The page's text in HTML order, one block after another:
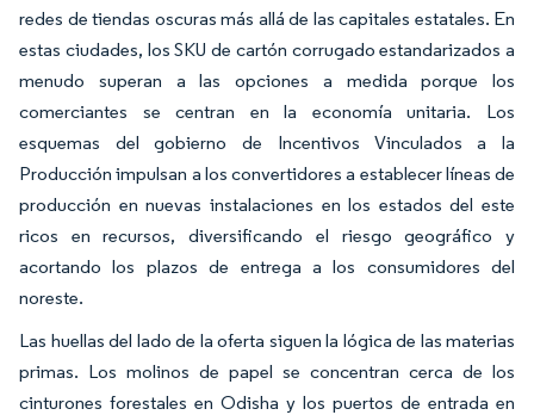
redes de tiendas oscuras más allá de las capitales estatales. En
estas ciudades, los SKU de cartón corrugado estandarizados a
menudo superan a las opciones a medida porque los
comerciantes se centran en la economía unitaria. Los
esquemas del gobierno de Incentivos Vinculados a la
Producción impulsan a los convertidores a establecer líneas de
producción en nuevas instalaciones en los estados del este
ricos en recursos, diversificando el riesgo geográfico y
acortando los plazos de entrega a los consumidores del
noreste.
Las huellas del lado de la oferta siguen la lógica de las materias
primas. Los molinos de papel se concentran cerca de los
cinturones forestales en Odisha y los puertos de entrada en